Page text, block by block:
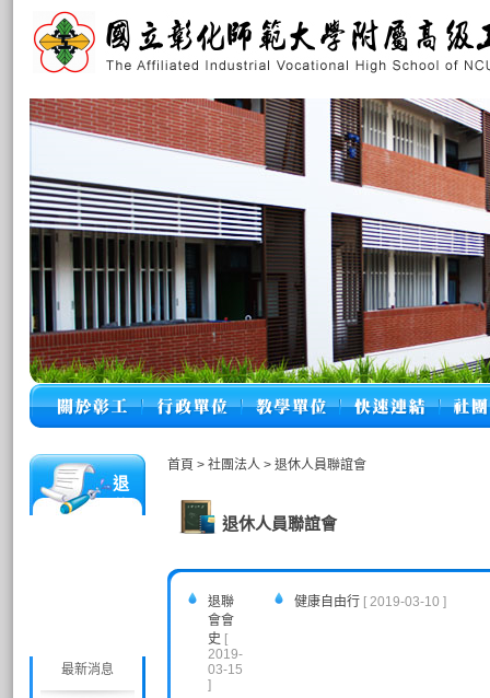
退
最新消息
首頁 > 社團法人 > 退休人員聯誼會
退休人員聯誼會
退聯
會會
史 [
2019-
03-15
]
健康自由行 [ 2019-03-10 ]